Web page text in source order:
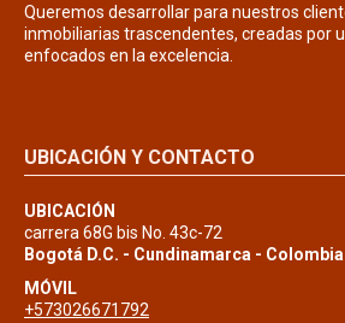
Queremos desarrollar para nuestros
inmobiliarias trascendentes, creadas por
enfocados en la excelencia.
UBICACIÓN Y CONTACTO
UBICACIÓN
carrera 68G bis No. 43c-72
Bogotá D.C. - Cundinamarca - Colombia
MÓVIL
+573026671792